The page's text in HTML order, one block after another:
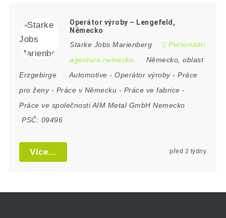
Operátor výroby – Lengefeld,
Německo
Starke Jobs Marienberg
Personální
agentura nemecko
Německo ,oblast
Erzgebirge
Automotive -Operátor výroby-Práce
pro ženy- Práce v Německu - Práce ve fabrice -
Práce ve společnosti AIM Metal GmbH Nemecko
PSČ: 09496
Více... před 2 týdny